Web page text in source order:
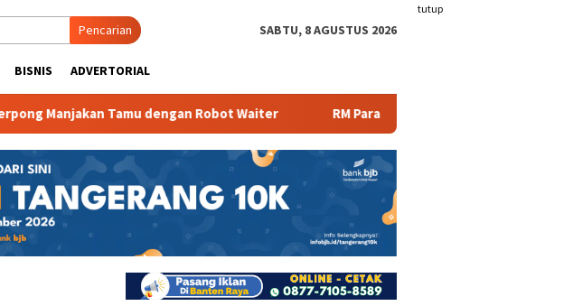
tutup
Pencarian SABTU, 8 AGUSTUS 2026
BISNIS ADVERTORIAL
Tamu dengan Robot Waiter RM Parahiyangan Sajikan Pecak Bandeng Tanpa Duri